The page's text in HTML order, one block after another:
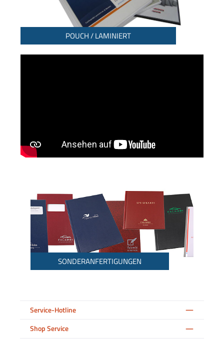
POUCH / LAMINIERT
SONDERANFERTIGUNGEN
Service-Hotline
Shop Service